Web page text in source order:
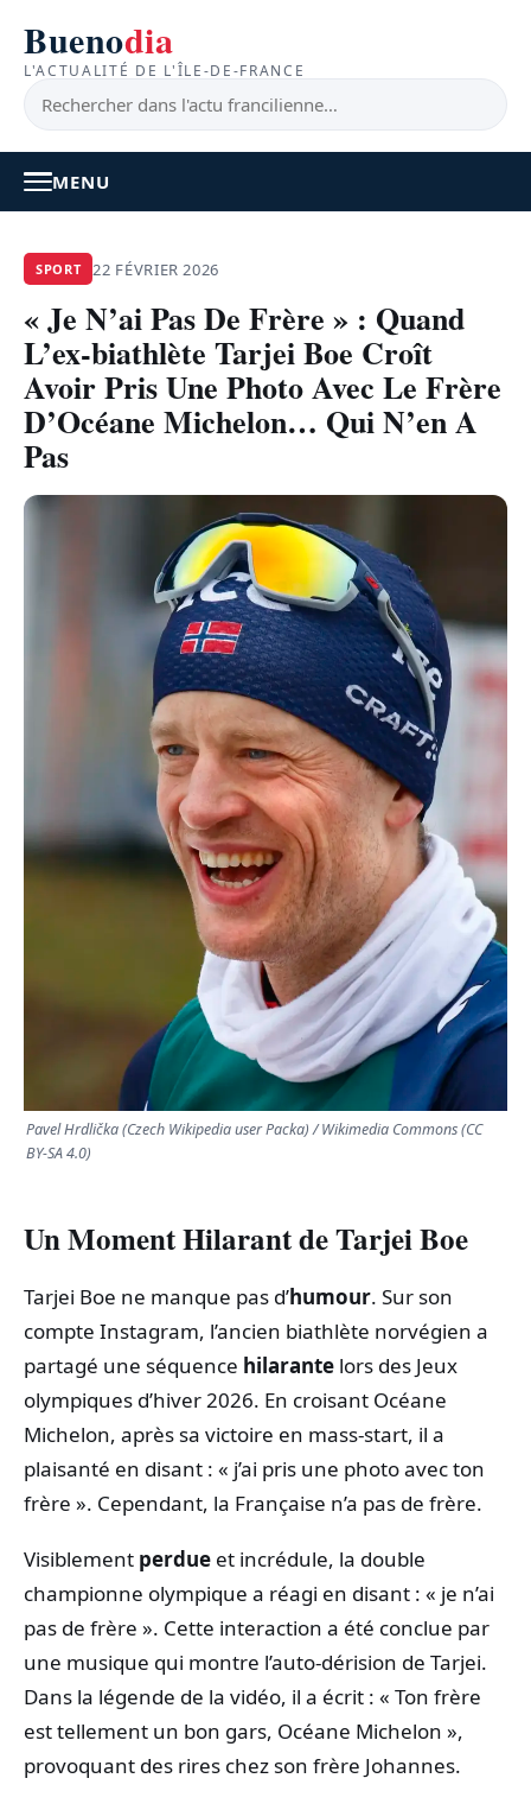
Buenodia
L'ACTUALITÉ DE L'ÎLE-DE-FRANCE
MENU
ACTUALITÉ
BONS PLANS
FEEL GOOD
FAITS DIVERS
CULTURE
SCIENCES & TECH
SPORT 22 FÉVRIER 2026
« Je N’ai Pas De Frère » : Quand
L’ex-biathlète Tarjei Boe Croît
Avoir Pris Une Photo Avec Le Frère
D’Océane Michelon… Qui N’en A
Pas
Pavel Hrdlička (Czech Wikipedia user Packa) / Wikimedia Commons (CC
BY-SA 4.0)
Un Moment Hilarant de Tarjei Boe
Tarjei Boe ne manque pas d’humour. Sur son
compte Instagram, l’ancien biathlète norvégien a
partagé une séquence hilarante lors des Jeux
olympiques d’hiver 2026. En croisant Océane
Michelon, après sa victoire en mass-start, il a
plaisanté en disant : « j’ai pris une photo avec ton
frère ». Cependant, la Française n’a pas de frère.
Visiblement perdue et incrédule, la double
championne olympique a réagi en disant : « je n’ai
pas de frère ». Cette interaction a été conclue par
une musique qui montre l’auto-dérision de Tarjei.
Dans la légende de la vidéo, il a écrit : « Ton frère
est tellement un bon gars, Océane Michelon »,
provoquant des rires chez son frère Johannes.